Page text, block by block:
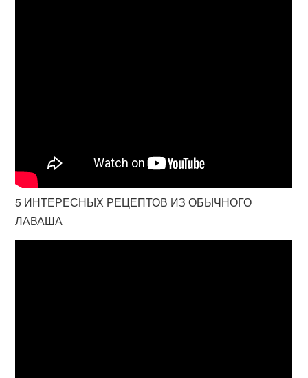
5 ИНТЕРЕСНЫХ РЕЦЕПТОВ ИЗ ОБЫЧНОГО
ЛАВАША